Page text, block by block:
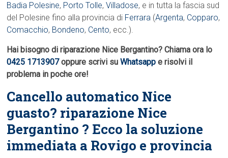
Badia Polesine, Porto Tolle,Villadose, e in tutta la fascia sud
del Polesine fino alla provincia di Ferrara (Argenta, Copparo,
Comacchio, Bondeno, Cento, ecc.).
Hai bisogno di riparazione Nice Bergantino? Chiama ora lo
0425 1713907oppure scrivi suWhatsapp e risolvi il
problema in poche ore!
Cancello automatico Nice
guasto? riparazione Nice
Bergantino ? Ecco la soluzione
immediata a Rovigo e provincia